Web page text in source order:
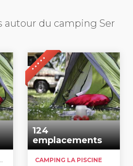
autour du camping Ser
DES ÉPINETTES
* * * * *
124
emplacements
CAMPING LA PISCINE